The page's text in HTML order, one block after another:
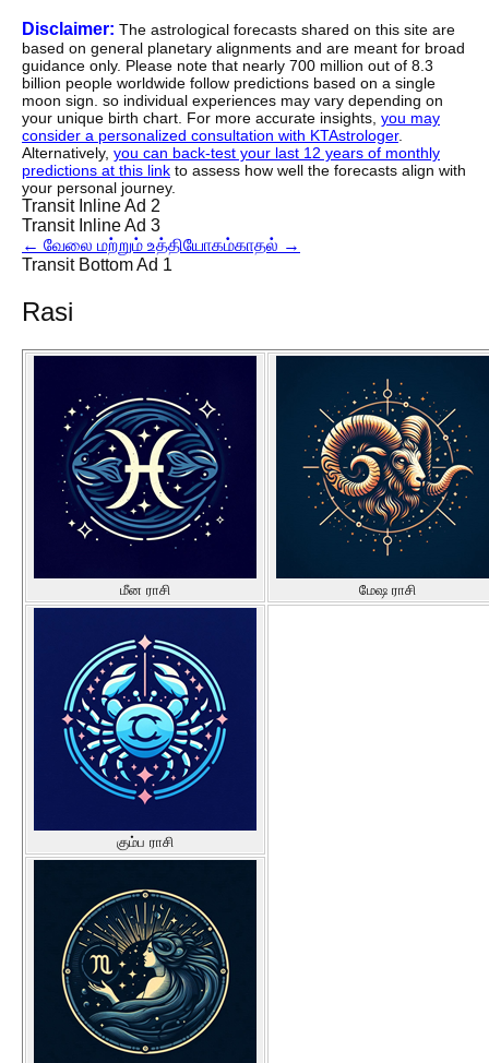
Disclaimer: The astrological forecasts shared on this site are
based on general planetary alignments and are meant for broad
guidance only. Please note that nearly 700 million out of 8.3
billion people worldwide follow predictions based on a single
moon sign. so individual experiences may vary depending on
your unique birth chart. For more accurate insights, you may
consider a personalized consultation with KTAstrologer.
Alternatively, you can back-test your last 12 years of monthly
predictions at this link to assess how well the forecasts align with
your personal journey.
Transit Inline Ad 2
Transit Inline Ad 3
← வேலை மற்றும் உத்தியோகம்காதல் →
Transit Bottom Ad 1
Rasi
மீன ராசி மேஷ ராசி
கும்ப ராசி